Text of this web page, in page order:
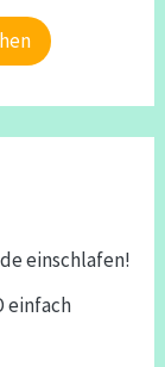
einschlafen!
einfach